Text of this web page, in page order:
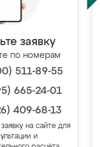
заявку
по номерам
511-89-55
665-24-01
409-68-13
на сайте для
и